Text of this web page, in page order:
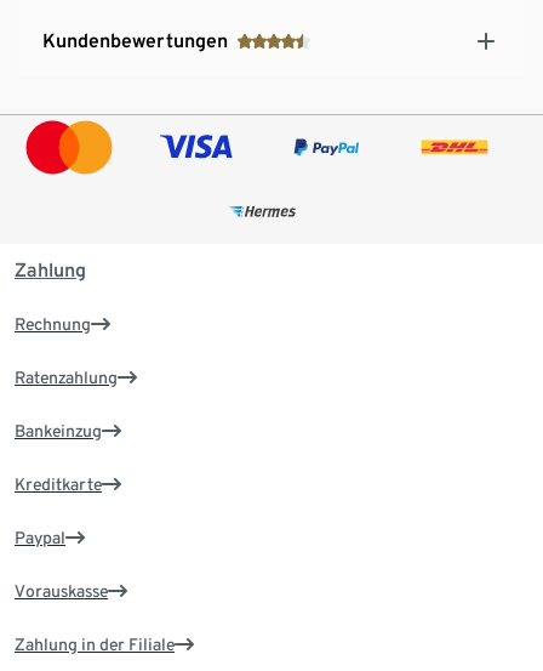
Kundenbewertungen
Zahlung
Rechnung
Ratenzahlung
Bankeinzug
Kreditkarte
Paypal
Vorauskasse
Zahlung in der Filiale